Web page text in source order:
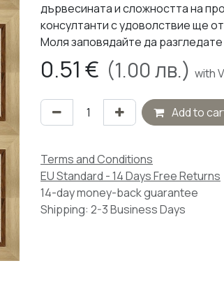
дървесината и сложността на
консултанти с удоволствие ще
Моля заповядайте да
0.51 € (1.00лв.) with
Add to
Terms and Conditions
EU Standard - 14 Days Free Returns
14-day money-back guarantee
Shipping: 2-3 Business Days